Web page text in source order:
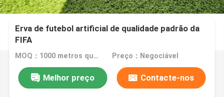
Erva de futebol artificial de qualidade padrão da
FIFA
MOQ：1000 metros quadrados Preço：Negociável
Melhor preço Contacte-nos